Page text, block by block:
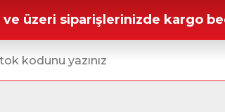
üzeri siparişlerinizde kargo